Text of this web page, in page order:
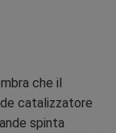
che il
catalizzatore
spinta